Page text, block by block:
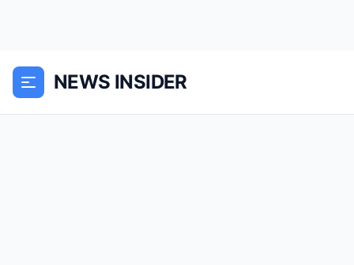
NEWS INSIDER